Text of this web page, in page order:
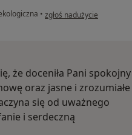
• w opinii użytkownika Jola
zgłoś nadużycie
że doceniła Pani spokojny
oraz jasne i zrozumiałe
się od uważnego
i serdeczną